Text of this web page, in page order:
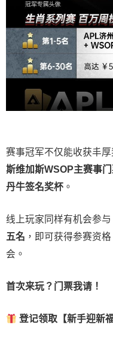
赛事冠军不仅能收获丰
斯维加斯WSOP主赛事
丹牛签名奖杯 。
线上玩家同样有机会参
五名 ，即可获得参赛资
会。
首次来玩？门票我请！
登记领取【新手迎新福